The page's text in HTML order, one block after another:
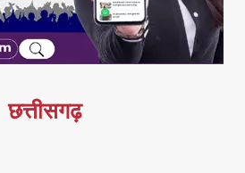
छत्तीसगढ़